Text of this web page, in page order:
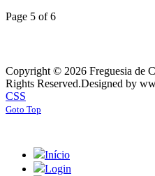
Page 5 of 6
Copyright © 2026 Freguesia de
Rights Reserved.Designed by
CSS
Goto Top
Início
Login